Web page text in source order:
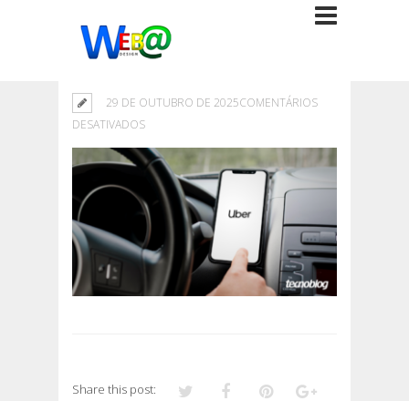
29 DE OUTUBRO DE 2025COMENTÁRIOS
DESATIVADOSEM
Share this post: